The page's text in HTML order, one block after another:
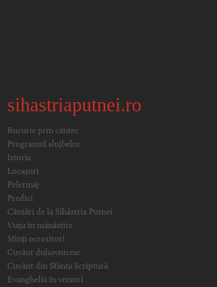
sihastriaputnei.ro
Bucurie prin cântec
Programul slujbelor
Istoria
Locașuri
Pelerinaj
Predici
Cântări de la Sihăstria Putnei
Viața în mănăstire
Sfinți ocrotitori
Cuvânt duhovnicesc
Cuvânt din Sfânta Scriptură
Evanghelia in versuri